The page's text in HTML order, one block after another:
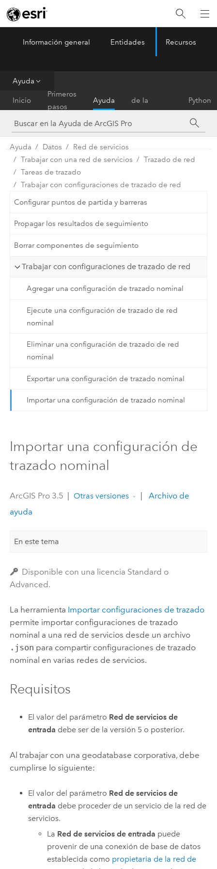
ArcGIS Pro Menu
Información general Entidades Recursos
Ayuda
Inicio
Primeros
pasos
Ayuda
de la
herramienta
Python
Ayuda Datos
Red de servicios
Trabajar con una red de servicios
Trazado de red
Tareas de trazado
Trabajar con configuraciones de trazado de red
Configurar puntos de partida y barreras
Propagar los resultados de seguimiento
Borrar componentes de seguimiento
Trabajar con configuraciones de trazado de red
Agregar una configuración de trazado nominal
Ejecute una configuración de trazado de red
nominal
Eliminar una configuración de trazado de red
nominal
Exportar una configuración de trazado nominal
Importar una configuración de trazado nominal
Importar una configuración de
trazado nominal
ArcGIS Pro 3.5 Otras versiones
Archivo de
ayuda
En este tema
Disponible con una licencia Standard o
Advanced.
La herramienta Importar configuraciones de trazado
permite importar configuraciones de trazado
nominal a una red de servicios desde un archivo
.json para compartir configuraciones de trazado
nominal en varias redes de servicios.
Requisitos
El valor del parámetro Red de servicios de
entrada debe ser de la versión 5 o posterior.
Al trabajar con una geodatabase corporativa, debe
cumplirse lo siguiente:
El valor del parámetro Red de servicios de
entrada debe proceder de un servicio de la red de
servicios.
La Red de servicios de entrada puede
provenir de una conexión de base de datos
establecida como propietaria de la red de